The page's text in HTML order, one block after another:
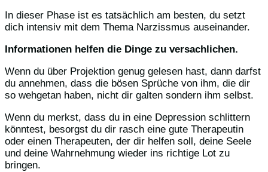
In dieser Phase ist es tatsächlich am besten, du setzt
dich intensiv mit dem Thema Narzissmus auseinander.
Informationen helfen die Dinge zu versachlichen.
Wenn du über Projektion genug gelesen hast, dann darfst
du annehmen, dass die bösen Sprüche von ihm, die dir
so wehgetan haben, nicht dir galten sondern ihm selbst.
Wenn du merkst, dass du in eine Depression schlittern
könntest, besorgst du dir rasch eine gute Therapeutin
oder einen Therapeuten, der dir helfen soll, deine Seele
und deine Wahrnehmung wieder ins richtige Lot zu
bringen.